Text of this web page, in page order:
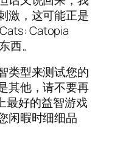
激，这可能正是
Catopia
西。
类型来测试您的
其他，请不要再
最好的益智游戏
闲暇时细细品